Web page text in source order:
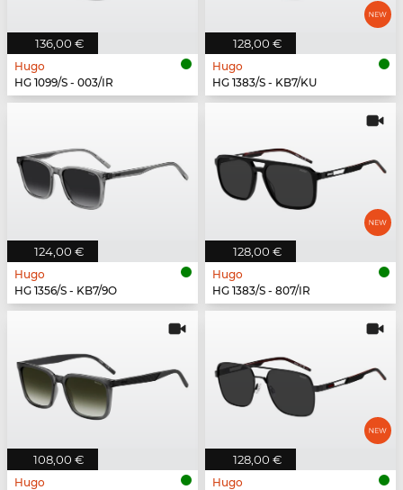
136,00 €
Hugo
HG 1099/S - 003/IR
128,00 €
Hugo
HG 1383/S - KB7/KU
124,00 €
Hugo
HG 1356/S - KB7/9O
128,00 €
Hugo
HG 1383/S - 807/IR
108,00 €
Hugo
128,00 €
Hugo